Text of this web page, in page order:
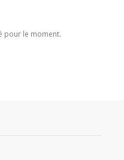
pour le moment.